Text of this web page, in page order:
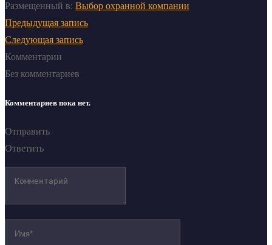
Размещенный в: Выбор охранной компании
Предыдущая запись
Следующая запись
Комментарии
Без комментариев
Комментариев пока нет.
Отправить
Ответить